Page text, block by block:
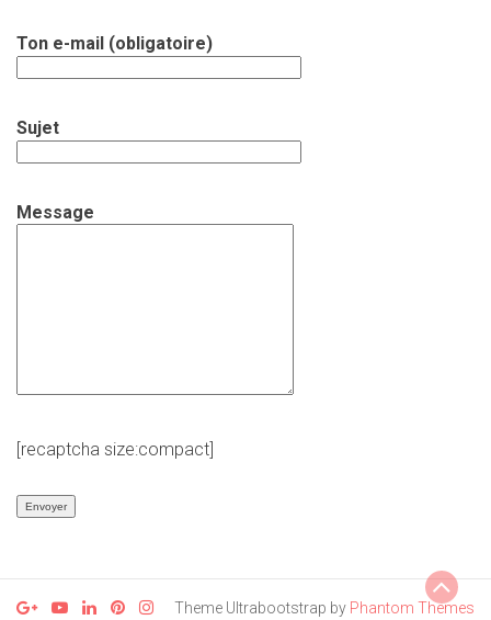
Ton e-mail (obligatoire)
Sujet
Message
[recaptcha size:compact]
Theme Ultrabootstrap by Phantom Themes